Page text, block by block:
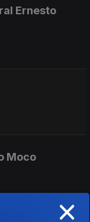
Ernesto
Moco
×